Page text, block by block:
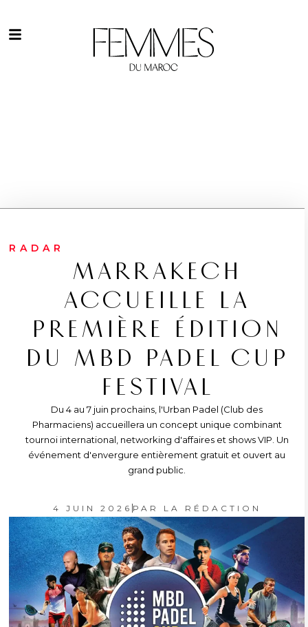
RADAR
MARRAKECH
ACCUEILLE LA
PREMIÈRE ÉDITION
DU MBD PADEL CUP
FESTIVAL
Du 4 au 7 juin prochains, l'Urban Padel (Club des
Pharmaciens) accueillera un concept unique combinant
tournoi international, networking d'affaires et shows VIP. Un
événement d'envergure entièrement gratuit et ouvert au
grand public.
4 JUIN 2026 PAR LA RÉDACTION